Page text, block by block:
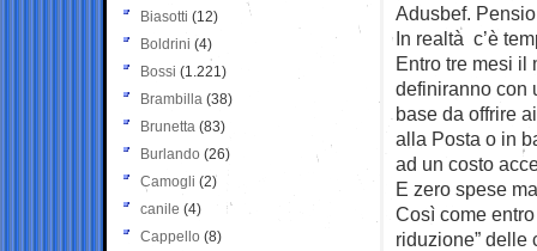
Adusbef.
In realtà c’è
Entro tre mesi il
definiranno con
base da offrire
alla Posta o in
ad un costo
E zero spese
Così come
riduzione” delle
Biasotti (12)
Boldrini (4)
Bossi (1.221)
Brambilla (38)
Brunetta (83)
Burlando (26)
Camogli (2)
canile (4)
Cappello (8)